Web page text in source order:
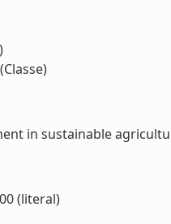
(Classe)
in sustainable
(literal)